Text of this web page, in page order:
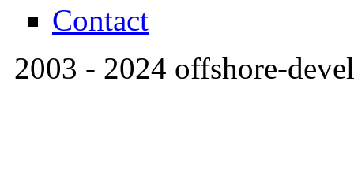
Contact
2003 - 2024 offshore-